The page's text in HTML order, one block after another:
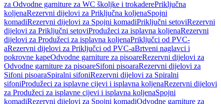
za Odvodne garniture za WC školjke i trokaderePriključna
koljenaRezervni dijelovi za Priključna koljenaSpojni
komadiRezervni dijelovi za Spojni komadiPriključni setoviRezervni
dijelovi za Priključni setoviProdužeci za isplavna koljenaRezervni
dijelovi za Produžeci za isplavna koljenaPriključci od PVC-
aRezervni dijelovi za Priključci od PVC-aBrtveni naglavci i
pokrovne kapeOdvodne garniture za pisoareRezervni dijelovi za
Odvodne garniture za pisoareSifoni pisoaraRezervni dijelovi za
Sifoni pisoaraSpiralni sifoniRezervni dijelovi za Spiralni
sifoniProdužeci za isplavne cijevi i isplavna koljenaRezervni dijelovi
za Produžeci za isplavne cijevi i isplavna koljenaSpojni
komadiRezervni dijelovi za Spojni komadiOdvodne garniture za